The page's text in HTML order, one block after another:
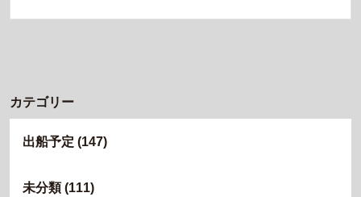
カテゴリー
出船予定 (147)
未分類(111)